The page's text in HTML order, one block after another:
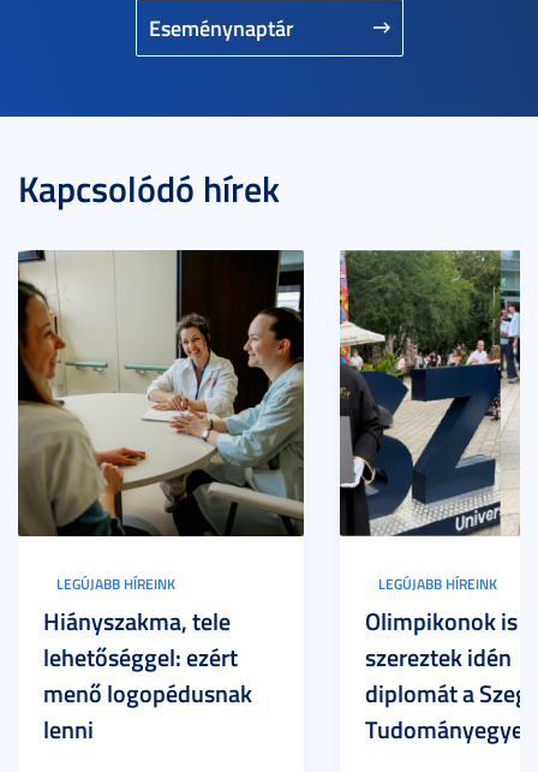
Eseménynaptár
Kapcsolódó hírek
LEGÚJABB HÍREINK
Hiányszakma, tele
lehetőséggel: ezért
menő logopédusnak
lenni
LEGÚJABB HÍREINK
Olimpikonok is
szereztek idén
diplomát a